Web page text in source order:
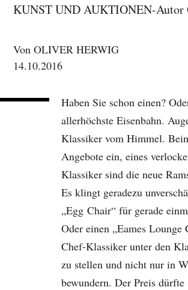
KUNST UND AUKTIONEN-
Von OLIVER HERWIG
14.10.2016
Haben Sie schon einen?
allerhöchste Eisenbahn.
Klassiker vom Himmel.
Angebote ein, eines
Klassiker sind die neue
Es klingt geradezu
„Egg Chair“ für gerade
Oder einen „Eames Lounge
Chef-Klassiker unter den
zu stellen und nicht nur in
bewundern. Der Preis